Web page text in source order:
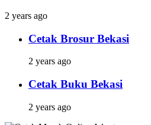
2 years ago
Cetak Brosur Bekasi
2 years ago
Cetak Buku Bekasi
2 years ago